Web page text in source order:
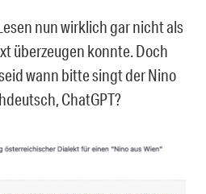
nun wirklich gar nicht als
überzeugen konnte. Doch
wann bitte singt der Nino
ChatGPT?